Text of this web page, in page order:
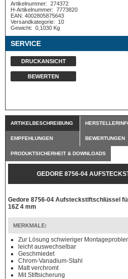
Artikelnummer: 274372
H-Artikelnummer: 7773820
EAN: 4002805875643
Versandkategorie:
10
Gewicht: 0,1030 Kg
SERVICE
DRUCKANSICHT
BEWERTEN
ARTIKELBESCHREIBUNG
EMPFEHLUNGEN BEWERTUNGEN
PRODUKTSICHERHEIT & DOWNLOADS
GEDORE 8756-04
Gedore 8756-04 Aufsteckstiftschlüssel
16Z 4 mm
MERKMALE:
Zur Lösung schwieriger
leicht auswechselbar
Geschmiedet
Chrom-Vanadium-Stahl
Matt verchromt
Mit Stiftsicherung